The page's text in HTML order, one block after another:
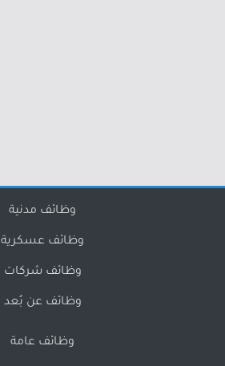
وظائف مدنية
وظائف عسكرية
وظائف شركات
وظائف عن بُعد
وظائف عامة